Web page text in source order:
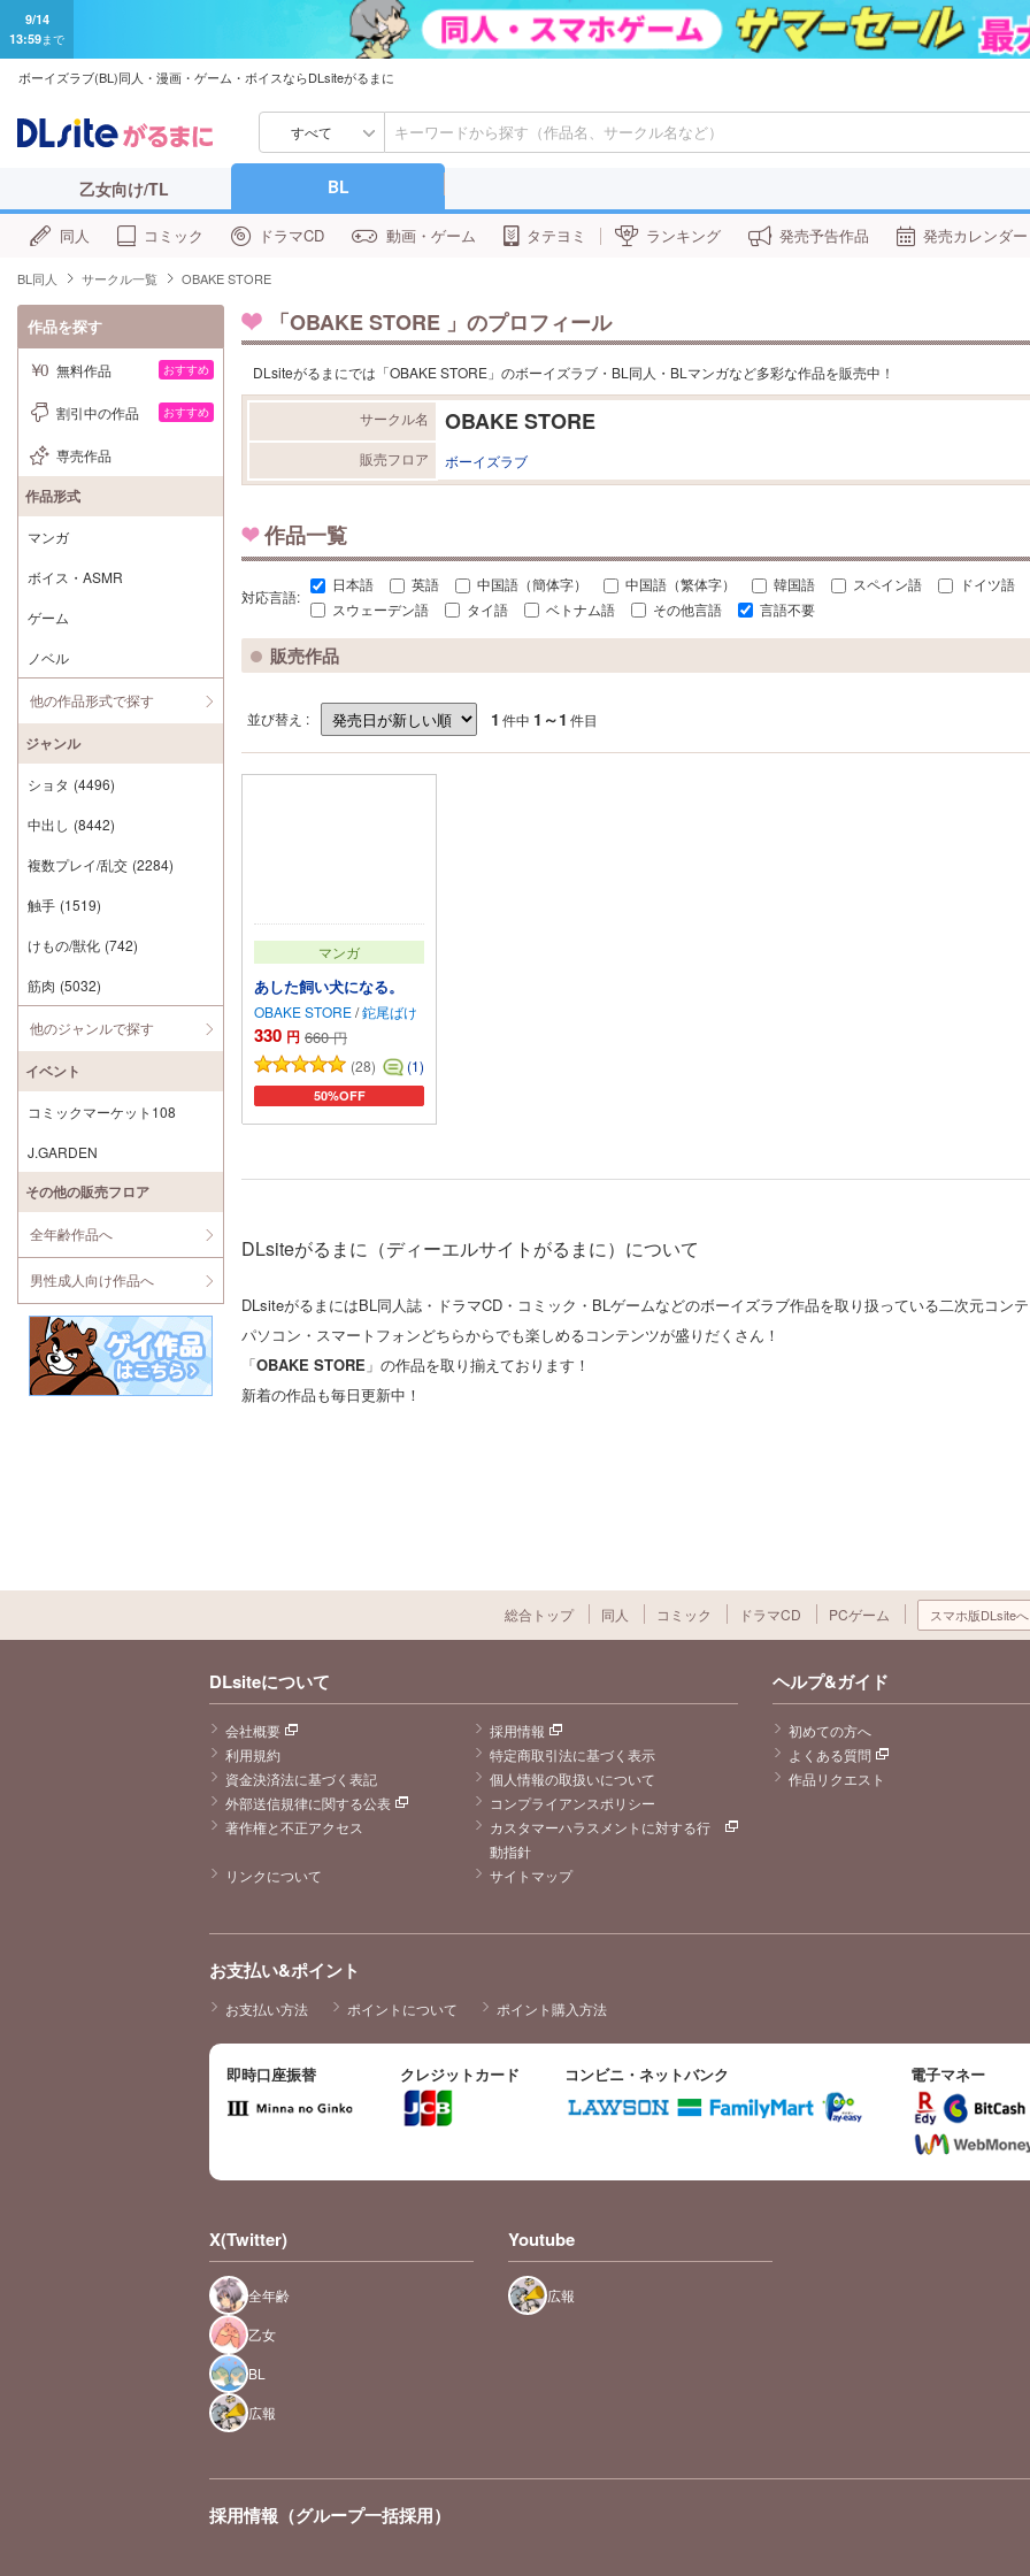
9/14
13:59まで
ボーイズラブ(BL)同人・漫画・ゲーム・ボイスならDLsiteがるまに
すべて
乙女向け/TL BL
同人 コミック ドラマCD 動画・ゲーム タテヨミ ランキング 発売予告作品 発売カレンダー
BL同人 サークル一覧 OBAKE STORE
「OBAKE STORE 」のプロフィール
DLsiteがるまにでは「OBAKE STORE」のボーイズラブ・BL同人・BLマンガなど多彩な作品を販売中！
サークル名 OBAKE STORE
販売フロア ボーイズラブ
作品一覧
対応言語:
日本語 英語 中国語（簡体字） 中国語（繁体字） 韓国語 スペイン語 ドイツ語
スウェーデン語
タイ語 ベトナム語 その他言語 言語不要
販売作品
並び替え : 1 件中 1～1 件目
マンガ
あした飼い犬になる。
OBAKE STORE/鉈尾ばけ
330 円 660 円
(28)
(1)
50%OFF
カートに追加
DLsiteがるまに（ディーエルサイトがるまに）について
DLsiteがるまにはBL同人誌・ドラマCD・コミック・BLゲームなどのボーイズラブ作品を取り扱っている二次元コンテ
パソコン・スマートフォンどちらからでも楽しめるコンテンツが盛りだくさん！
「OBAKE STORE 」の作品を取り揃えております！
新着の作品も毎日更新中！
作品を探す
無料作品 おすすめ
割引中の作品 おすすめ
専売作品
作品形式
マンガ
ボイス・ASMR
ゲーム
ノベル
他の作品形式で探す
ジャンル
ショタ (4496)
中出し (8442)
複数プレイ/乱交 (2284)
触手 (1519)
けもの/獣化 (742)
筋肉 (5032)
他のジャンルで探す
イベント
コミックマーケット108
J.GARDEN
その他の販売フロア
全年齢作品へ
男性成人向け作品へ
総合トップ 同人 コミック ドラマCD PCゲーム スマホ版DLsiteへ
DLsiteについて
会社概要
採用情報
利用規約
特定商取引法に基づく表示
資金決済法に基づく表記
個人情報の取扱いについて
外部送信規律に関する公表
コンプライアンスポリシー
著作権と不正アクセス
カスタマーハラスメントに対する行
動指針
リンクについて
サイトマップ
ヘルプ&ガイド
初めての方へ
よくある質問
作品リクエスト
お支払い&ポイント
お支払い方法 ポイントについて ポイント購入方法
即時口座振替 クレジットカード コンビニ・ネットバンク 電子マネー
X(Twitter)
全年齢
乙女
BL
広報
Youtube
広報
採用情報（グループ一括採用）